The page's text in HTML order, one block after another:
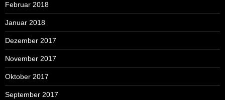
Februar 2018
Januar 2018
Dezember 2017
November 2017
Oktober 2017
September 2017